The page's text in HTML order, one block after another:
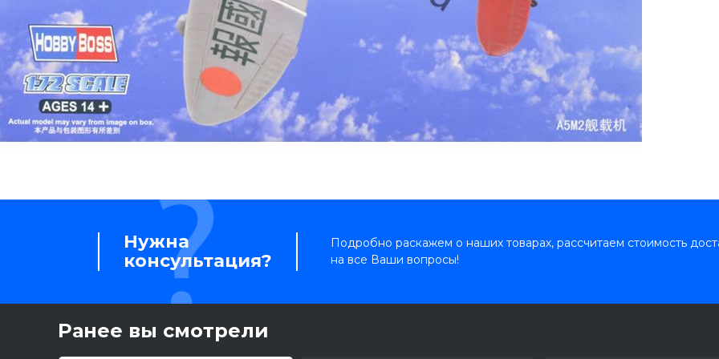
Нужна
консультация?
Подробно раскажем о наших товарах, рассчитаем стоимость
на все Ваши вопросы!
Ранее вы смотрели